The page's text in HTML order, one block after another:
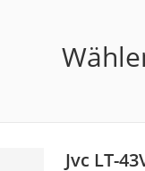
Jvc LT-